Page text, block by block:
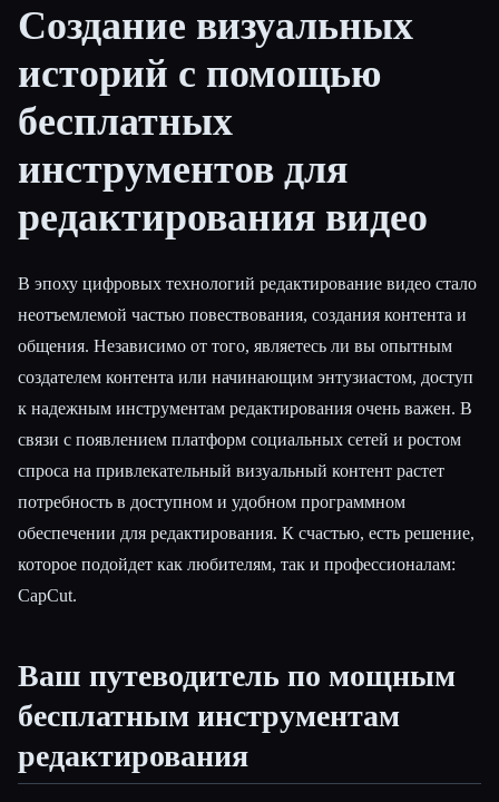
Все категории
Создание визуальных
историй с помощью
бесплатных
инструментов для
редактирования видео
В эпоху цифровых технологий редактирование видео стало
неотъемлемой частью повествования, создания контента и
общения. Независимо от того, являетесь ли вы опытным
создателем контента или начинающим энтузиастом, доступ
к надежным инструментам редактирования очень важен. В
связи с появлением платформ социальных сетей и ростом
спроса на привлекательный визуальный контент растет
потребность в доступном и удобном программном
обеспечении для редактирования. К счастью, есть решение,
которое подойдет как любителям, так и профессионалам:
CapCut.
Ваш путеводитель по мощным
бесплатным инструментам
редактирования